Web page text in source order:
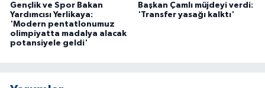
Gençlik ve Spor Bakan
Yardımcısı Yerlikaya:
'Modern pentatlonumuz
olimpiyatta madalya alacak
potansiyele geldi'
Başkan Çamlı müjdeyi verdi:
'Transfer yasağı kalktı'